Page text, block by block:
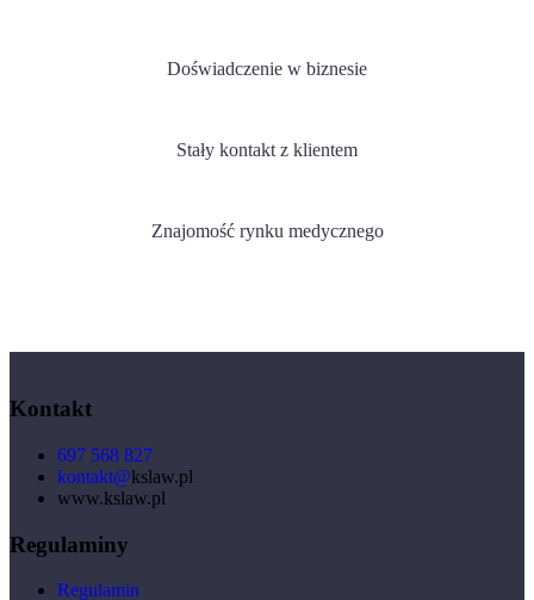
Doświadczenie w biznesie
Stały kontakt z klientem
Znajomość rynku medycznego
Kontakt
697 568 827
kontakt@kslaw.pl
www.kslaw.pl
Regulaminy
Regulamin